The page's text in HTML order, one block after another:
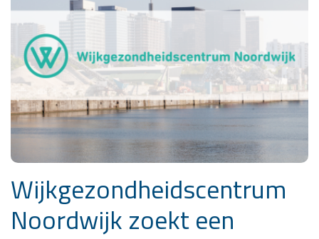
Wijkgezondheidscentrum
Noordwijk zoekt een